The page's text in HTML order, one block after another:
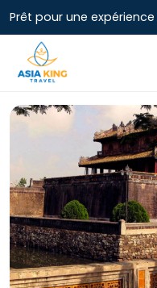
Prêt pour une